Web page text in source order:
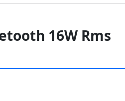
16W Rms